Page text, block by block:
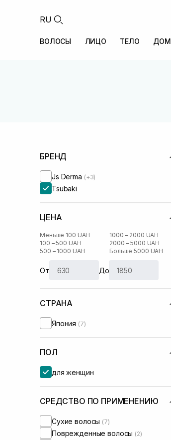
RU
ВОЛОСЫ ЛИЦО ТЕЛО ДОМ
БРЕНД
Js Derma (+3)
Tsubaki
ЦЕНА
Меньше 100 UAH
100 – 500 UAH
500 – 1000 UAH
1000 – 2000 UAH
2000 – 5000 UAH
Больше 5000 UAH
От До
СТРАНА
Япония (7)
ПОЛ
для женщин
СРЕДСТВО ПО ПРИМЕНЕНИЮ
Сухие волосы (7)
Поврежденные волосы (2)